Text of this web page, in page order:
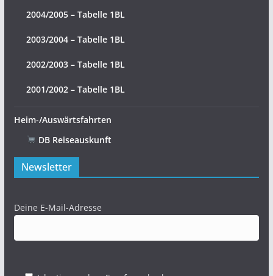
2004/2005 – Tabelle 1BL
2003/2004 – Tabelle 1BL
2002/2003 – Tabelle 1BL
2001/2002 – Tabelle 1BL
Heim-/Auswärtsfahrten
DB Reiseauskunft
Newsletter
Deine E-Mail-Adresse